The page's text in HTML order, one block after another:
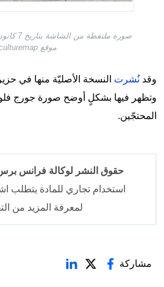
موقع culturemap
وقدنُشرت
وتظهر فيها بشكلٍ أوضح صورة جورج
المحتجّين.
حقوق النشر لوكالة فرانس برس 2017-
استخدام تجاري للمادة يتطلب
لمعرفة المزيد من
مشاركة